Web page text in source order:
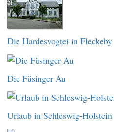
Die Hardesvogtei in Fleckeby
Die Füsinger Au
Urlaub in Schleswig-Holstein